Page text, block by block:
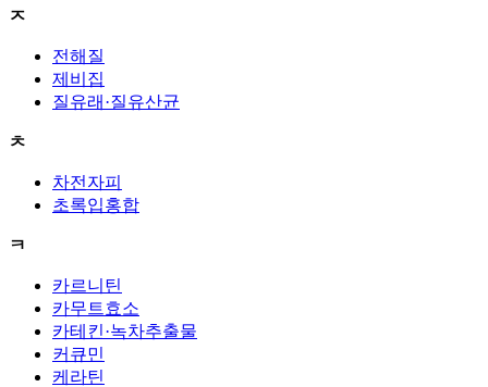
ㅈ
전해질
제비집
질유래·질유산균
ㅊ
차전자피
초록입홍합
ㅋ
카르니틴
카무트효소
카테킨·녹차추출물
커큐민
케라틴